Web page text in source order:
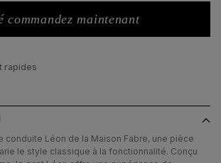
commandez maintenant
rapides
conduite Léon de la Maison Fabre, une pièce
le style classique à la fonctionnalité. Conçu